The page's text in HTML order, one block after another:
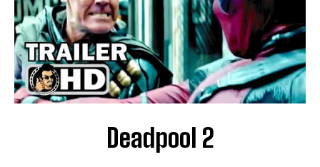
Deadpool 2